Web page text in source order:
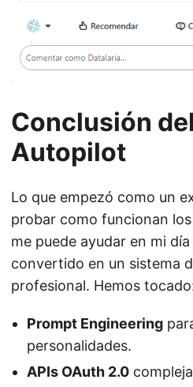
Conclusión
Autopilot
Lo que empezó como un
probar como funcionan
me puede ayudar en mi día
convertido en un sistema
profesional. Hemos
Prompt Engineering
personalidades.
APIs OAuth 2.0